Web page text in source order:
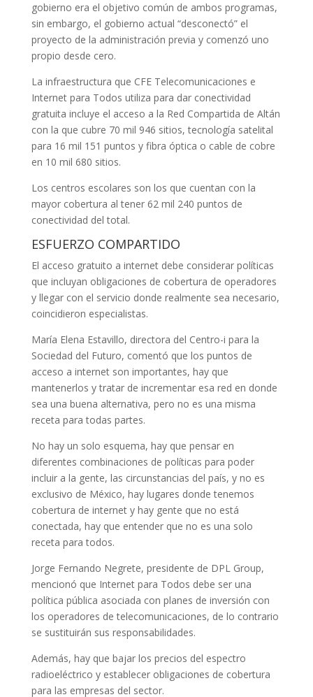
gobierno era el objetivo común de ambos programas,
sin embargo, el gobierno actual “desconectó” el
proyecto de la administración previa y comenzó uno
propio desde cero.
La infraestructura que CFE Telecomunicaciones e
Internet para Todos utiliza para dar conectividad
gratuita incluye el acceso a la Red Compartida de Altán
con la que cubre 70 mil 946 sitios, tecnología satelital
para 16 mil 151 puntos y fibra óptica o cable de cobre
en 10 mil 680 sitios.
Los centros escolares son los que cuentan con la
mayor cobertura al tener 62 mil 240 puntos de
conectividad del total.
ESFUERZO COMPARTIDO
El acceso gratuito a internet debe considerar políticas
que incluyan obligaciones de cobertura de operadores
y llegar con el servicio donde realmente sea necesario,
coincidieron especialistas.
María Elena Estavillo, directora del Centro-i para la
Sociedad del Futuro, comentó que los puntos de
acceso a internet son importantes, hay que
mantenerlos y tratar de incrementar esa red en donde
sea una buena alternativa, pero no es una misma
receta para todas partes.
No hay un solo esquema, hay que pensar en
diferentes combinaciones de políticas para poder
incluir a la gente, las circunstancias del país, y no es
exclusivo de México, hay lugares donde tenemos
cobertura de internet y hay gente que no está
conectada, hay que entender que no es una solo
receta para todos.
Jorge Fernando Negrete, presidente de DPL Group,
mencionó que Internet para Todos debe ser una
política pública asociada con planes de inversión con
los operadores de telecomunicaciones, de lo contrario
se sustituirán sus responsabilidades.
Además, hay que bajar los precios del espectro
radioeléctrico y establecer obligaciones de cobertura
para las empresas del sector.